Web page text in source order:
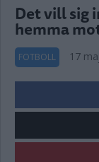
Det vill sig
hemma
FOTBOLL 17